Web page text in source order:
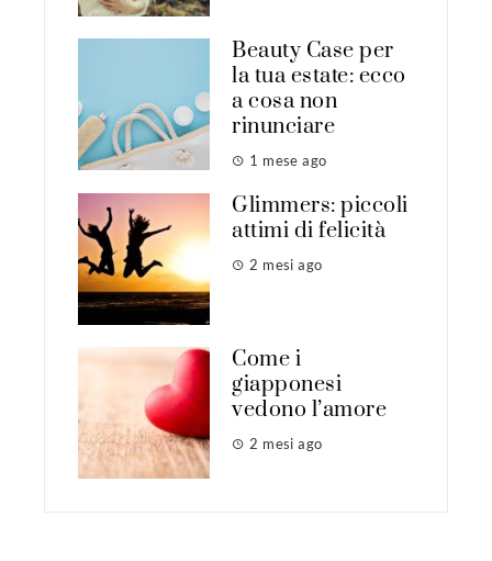
Beauty Case per
la tua estate: ecco
a cosa non
rinunciare
1 mese ago
Glimmers: piccoli
attimi di felicità
2 mesi ago
Come i
giapponesi
vedono l’amore
2 mesi ago